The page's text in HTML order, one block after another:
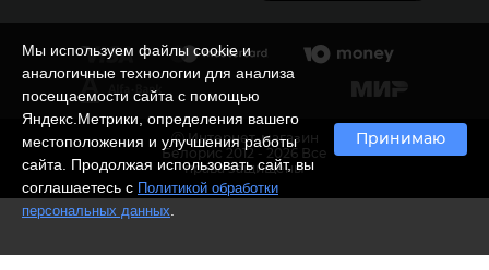
Мы используем файлы cookie и
аналогичные технологии для анализа
посещаемости сайта с помощью
Яндекс.Метрики, определения вашего
местоположения и улучшения работы
сайта. Продолжая использовать сайт, вы
соглашаетесь с Политикой обработки
персональных данных
Принимаю
Ⓒ Интернет-магазин
Белорис 2012 - 2026 Все
права защищены